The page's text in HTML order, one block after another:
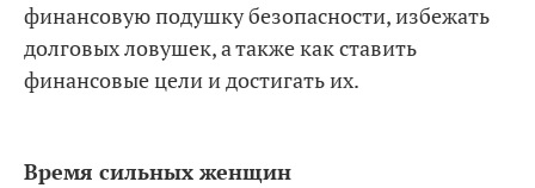
финансовую подушку безопасности, избежать
долговых ловушек, а также как ставить
финансовые цели и достигать их.
Время сильных женщин